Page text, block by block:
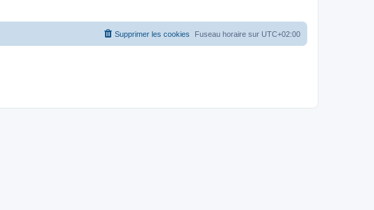
Fuseau horaire sur UTC+02:00
Supprimer les cookies